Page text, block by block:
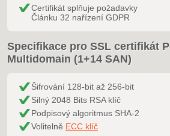
Certifikát splňuje požadavky
Článku 32 nařízení GDPR
Specifikace pro SSL certifikát
Multidomain (1+14 SAN)
Šifrování 128-bit až 256-bit
Silný 2048 Bits RSA klíč
Podpisový algoritmus SHA-2
Volitelně ECC klíč